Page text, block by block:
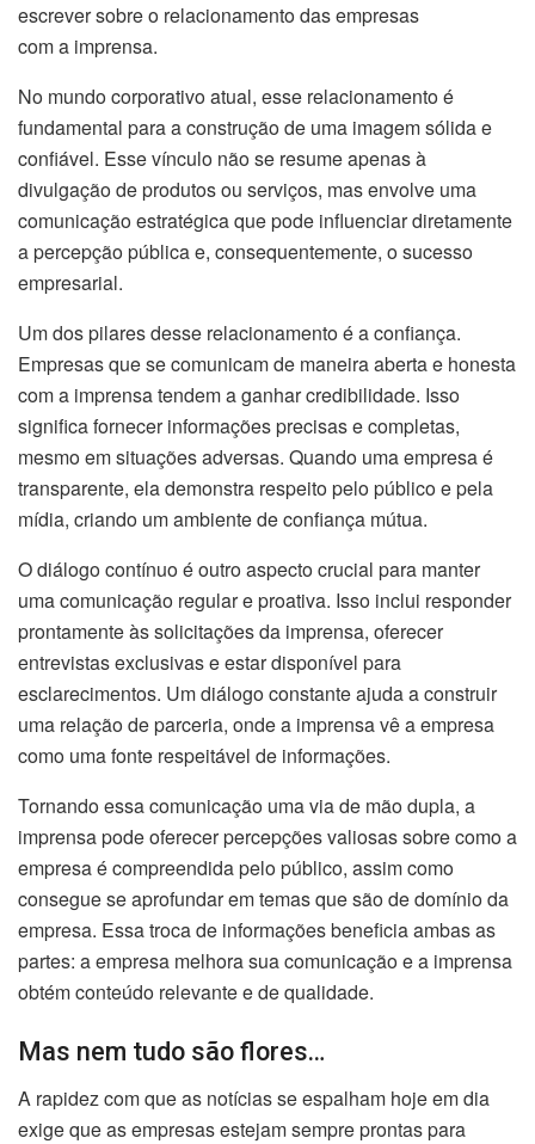
escrever sobre o relacionamento das empresas
com a imprensa.
No mundo corporativo atual, esse relacionamento é
fundamental para a construção de uma imagem sólida e
confiável. Esse vínculo não se resume apenas à
divulgação de produtos ou serviços, mas envolve uma
comunicação estratégica que pode influenciar diretamente
a percepção pública e, consequentemente, o sucesso
empresarial.
Um dos pilares desse relacionamento é a confiança.
Empresas que se comunicam de maneira aberta e honesta
com a imprensa tendem a ganhar credibilidade. Isso
significa fornecer informações precisas e completas,
mesmo em situações adversas. Quando uma empresa é
transparente, ela demonstra respeito pelo público e pela
mídia, criando um ambiente de confiança mútua.
O diálogo contínuo é outro aspecto crucial para manter
uma comunicação regular e proativa. Isso inclui responder
prontamente às solicitações da imprensa, oferecer
entrevistas exclusivas e estar disponível para
esclarecimentos. Um diálogo constante ajuda a construir
uma relação de parceria, onde a imprensa vê a empresa
como uma fonte respeitável de informações.
Tornando essa comunicação uma via de mão dupla, a
imprensa pode oferecer percepções valiosas sobre como a
empresa é compreendida pelo público, assim como
consegue se aprofundar em temas que são de domínio da
empresa. Essa troca de informações beneficia ambas as
partes: a empresa melhora sua comunicação e a imprensa
obtém conteúdo relevante e de qualidade.
Mas nem tudo são flores…
A rapidez com que as notícias se espalham hoje em dia
exige que as empresas estejam sempre prontas para